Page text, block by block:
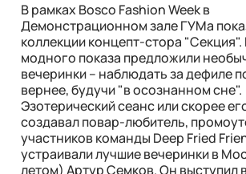
В рамках Bosco Fashion Week в
Демонстрационном зале ГУМа
коллекции концепт-стора "Секция".
модного показа предложили
вечеринки – наблюдать за дефиле
вернее, будучи "в осознанном сне".
Эзотерический сеанс или скорее
создавал повар-любитель,
участников команды Deep Fried
устраивали лучшие вечеринки в
летом) Артур Семков. Он выступил